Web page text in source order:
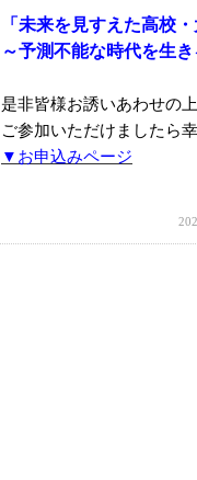
「未来を見すえた高校
～予測不能な時代を生
是非皆様お誘いあわせの
ご参加いただけましたら
▼お申込みページ